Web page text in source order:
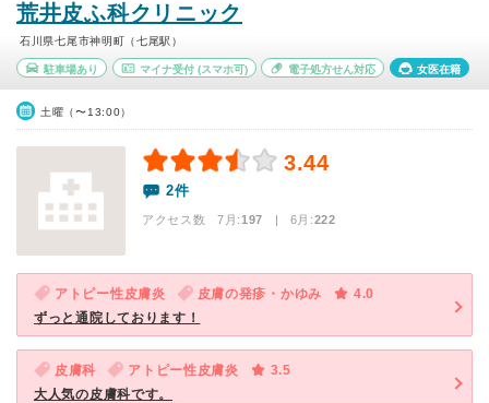
荒井皮ふ科クリニック
石川県七尾市神明町（七尾駅）
駐車場あり マイナ受付(スマホ可) 電子処方せん対応 女医在籍
土曜（〜13:00）
3.44
2件
アクセス数 7月:197 | 6月:222
アトピー性皮膚炎 皮膚の発疹・かゆみ
4.0
ずっと通院しております！
皮膚科 アトピー性皮膚炎
3.5
大人気の皮膚科です。